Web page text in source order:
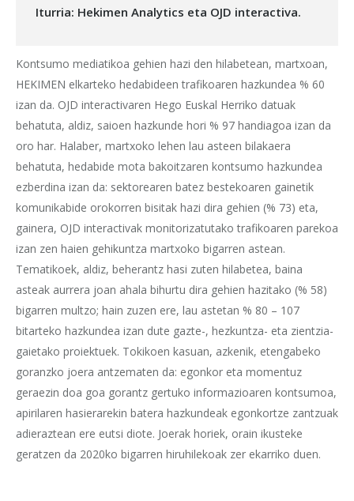
Iturria: Hekimen Analytics eta OJD interactiva.
Kontsumo mediatikoa gehien hazi den hilabetean, martxoan,
HEKIMEN elkarteko hedabideen trafikoaren hazkundea % 60
izan da. OJD interactivaren Hego Euskal Herriko datuak
behatuta, aldiz, saioen hazkunde hori % 97 handiagoa izan da
oro har. Halaber, martxoko lehen lau asteen bilakaera
behatuta, hedabide mota bakoitzaren kontsumo hazkundea
ezberdina izan da: sektorearen batez bestekoaren gainetik
komunikabide orokorren bisitak hazi dira gehien (% 73) eta,
gainera, OJD interactivak monitorizatutako trafikoaren parekoa
izan zen haien gehikuntza martxoko bigarren astean.
Tematikoek, aldiz, beherantz hasi zuten hilabetea, baina
asteak aurrera joan ahala bihurtu dira gehien hazitako (% 58)
bigarren multzo; hain zuzen ere, lau astetan % 80 – 107
bitarteko hazkundea izan dute gazte-, hezkuntza- eta zientzia-
gaietako proiektuek. Tokikoen kasuan, azkenik, etengabeko
goranzko joera antzematen da: egonkor eta momentuz
geraezin doa goa gorantz gertuko informazioaren kontsumoa,
apirilaren hasierarekin batera hazkundeak egonkortze zantzuak
adieraztean ere eutsi diote. Joerak horiek, orain ikusteke
geratzen da 2020ko bigarren hiruhilekoak zer ekarriko duen.